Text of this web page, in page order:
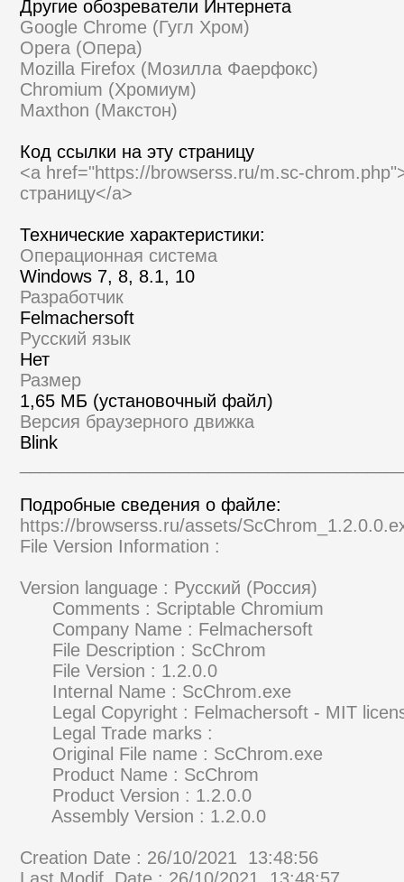
Другие обозреватели Интернета
Google Chrome (Гугл Хром)
Opera (Опера)
Mozilla Firefox (Мозилла Фаерфокс)
Chromium (Хромиум)
Maxthon (Макстон)
Код ссылки на эту страницу
<a href="https://browserss.ru/m.sc-
страницу</a>
Технические характеристики:
Операционная система
Windows 7, 8, 8.1, 10
Разработчик
Felmachersoft
Русский язык
Нет
Размер
1,65 МБ (установочный файл)
Версия браузерного движка
Blink
Подробные сведения о файле:
https://browserss.ru/assets/
File Version Information :
Version language : Русский (Россия)
Comments : Scriptable Chromium
Company Name : Felmachersoft
File Description : ScChrom
File Version : 1.2.0.0
Internal Name : ScChrom.exe
Legal Copyright : Felmachersoft - MIT
Legal Trade marks :
Original File name : ScChrom.exe
Product Name : ScChrom
Product Version : 1.2.0.0
Assembly Version : 1.2.0.0
Creation Date : 26/10/2021 13:48:56